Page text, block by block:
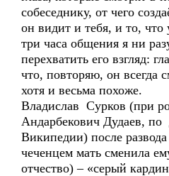
собеседнику, от чего
он видит и тебя, и то, что
три часа общения я ни
перехватить его взгляд:
что, повторяю, он всегда
хотя и весьма похоже.
Владислав Сурков (при
Андарбекович Дудаев,
Википедии) после
чеченцем мать сменила
отчество) – «серый